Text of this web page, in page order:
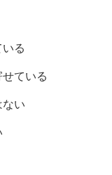
る
ている
い